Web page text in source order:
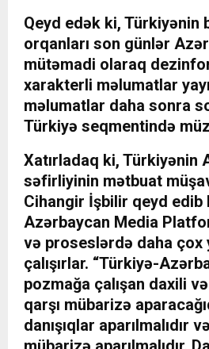
Qeyd edək ki, Türkiyənin
orqanları son günlər
mütəmadi olaraq
xarakterli məlumatlar
məlumatlar daha sonra
Türkiyə seqmentində
Xatırladaq ki, Türkiyənin
səfirliyinin mətbuat
Cihangir İşbilir qeyd edib
Azərbaycan Media
və proseslərdə daha çox
çalışırlar. “Türkiyə-
pozmağa çalışan daxili
qarşı mübarizə
danışıqlar aparılmalıdır